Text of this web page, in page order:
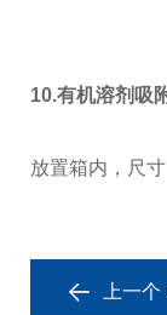
10.有机溶剂吸
放置箱内，尺
上一个